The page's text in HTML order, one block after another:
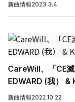
新曲情報2023.3.4
CareWill、「CE
EDWARD (我） &
新曲情報2022.10.22